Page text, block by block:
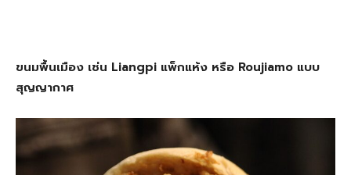
ขนมพื้นเมือง เช่น Liangpi แพ็กแห้ง หรือ Roujiamo แบบ
สุญญากาศ